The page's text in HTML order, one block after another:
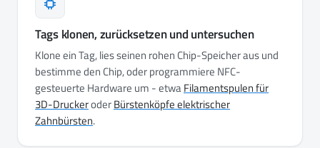
Tags klonen, zurücksetzen und untersuchen
Klone ein Tag, lies seinen rohen Chip-Speicher aus und
bestimme den Chip, oder programmiere NFC-
gesteuerte Hardware um - etwaFilamentspulen für
3D-DruckeroderBürstenköpfe elektrischer
Zahnbürsten.